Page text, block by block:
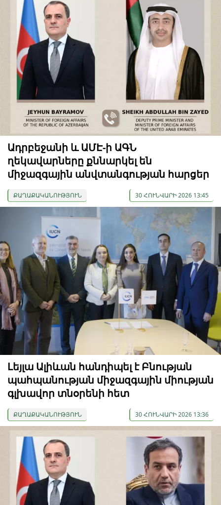
Ադրբեջանի և ԱՄԷ-ի ԱԳՆ
ղեկավարները քննարկել են
միջազգային անվտանգության հարցեր
ՔԱՂԱՔԱԿԱՆՈՒԹՅՈՒՆ 30 ՀՈՒՆՎԱՐԻ 2026 13:45
Լեյլա Ալիևան հանդիպել է Բնության
պահպանության միջազգային միության
գլխավոր տնօրենի հետ
ՔԱՂԱՔԱԿԱՆՈՒԹՅՈՒՆ 30 ՀՈՒՆՎԱՐԻ 2026 13:36